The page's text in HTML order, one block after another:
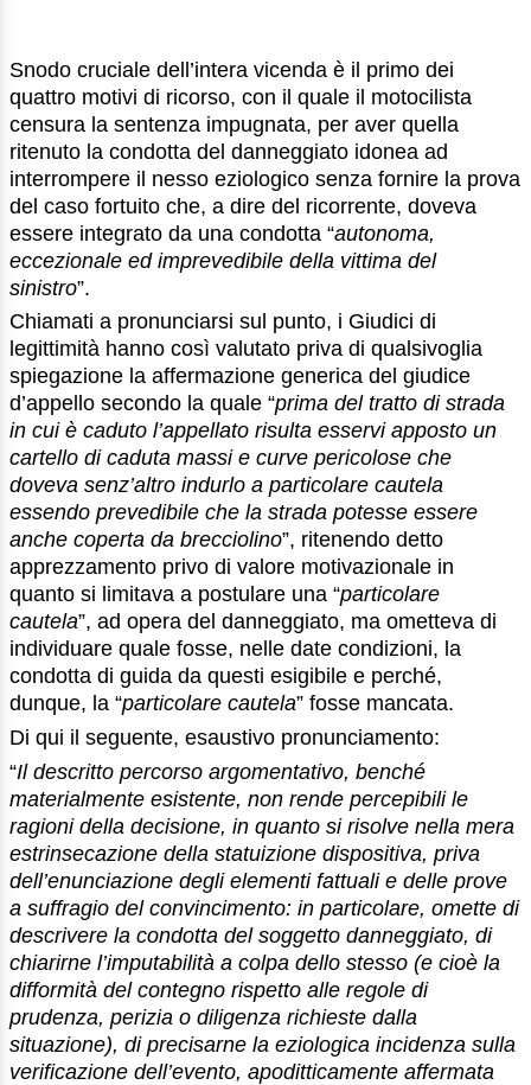
Snodo cruciale dell’intera vicenda è il primo dei
quattro motivi di ricorso, con il quale il motocilista
censura la sentenza impugnata, per aver quella
ritenuto la condotta del danneggiato idonea ad
interrompere il nesso eziologico senza fornire la prova
del caso fortuito che, a dire del ricorrente, doveva
essere integrato da una condotta “autonoma,
eccezionale ed imprevedibile della vittima del
sinistro”.
Chiamati a pronunciarsi sul punto, i Giudici di
legittimità hanno così valutato priva di qualsivoglia
spiegazione la affermazione generica del giudice
d’appello secondo la quale “prima del tratto di strada
in cui è caduto l’appellato risulta esservi apposto un
cartello di caduta massi e curve pericolose che
doveva senz’altro indurlo a particolare cautela
essendo prevedibile che la strada potesse essere
anche coperta da brecciolino”, ritenendo detto
apprezzamento privo di valore motivazionale in
quanto si limitava a postulare una “particolare
cautela”, ad opera del danneggiato, ma ometteva di
individuare quale fosse, nelle date condizioni, la
condotta di guida da questi esigibile e perché,
dunque, la “particolare cautela” fosse mancata.
Di qui il seguente, esaustivo pronunciamento:
“Il descritto percorso argomentativo, benché
materialmente esistente, non rende percepibili le
ragioni della decisione, in quanto si risolve nella mera
estrinsecazione della statuizione dispositiva, priva
dell’enunciazione degli elementi fattuali e delle prove
a suffragio del convincimento: in particolare, omette di
descrivere la condotta del soggetto danneggiato, di
chiarirne l’imputabilità a colpa dello stesso (e cioè la
difformità del contegno rispetto alle regole di
prudenza, perizia o diligenza richieste dalla
situazione), di precisarne la eziologica incidenza sulla
verificazione dell’evento, apoditticamente affermata